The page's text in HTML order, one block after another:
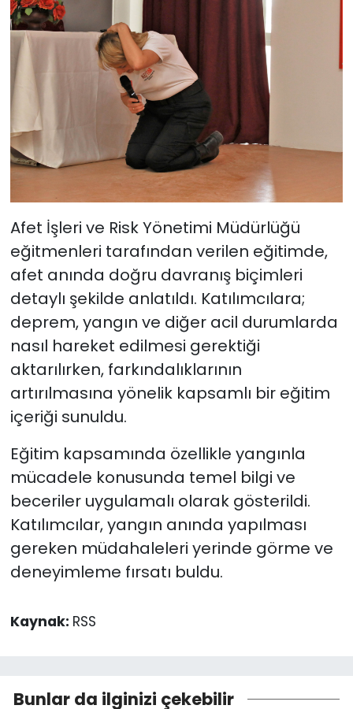
Afet İşleri ve Risk Yönetimi Müdürlüğü
eğitmenleri tarafından verilen eğitimde,
afet anında doğru davranış biçimleri
detaylı şekilde anlatıldı. Katılımcılara;
deprem, yangın ve diğer acil durumlarda
nasıl hareket edilmesi gerektiği
aktarılırken, farkındalıklarının
artırılmasına yönelik kapsamlı bir eğitim
içeriği sunuldu.
Eğitim kapsamında özellikle yangınla
mücadele konusunda temel bilgi ve
beceriler uygulamalı olarak gösterildi.
Katılımcılar, yangın anında yapılması
gereken müdahaleleri yerinde görme ve
deneyimleme fırsatı buldu.
Kaynak: RSS
Bunlar da ilginizi çekebilir